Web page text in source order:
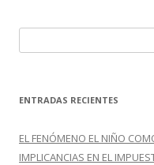
u
c
r
:
ENTRADAS RECIENTES
EL FENÓMENO EL NIÑO
IMPLICANCIAS EN EL